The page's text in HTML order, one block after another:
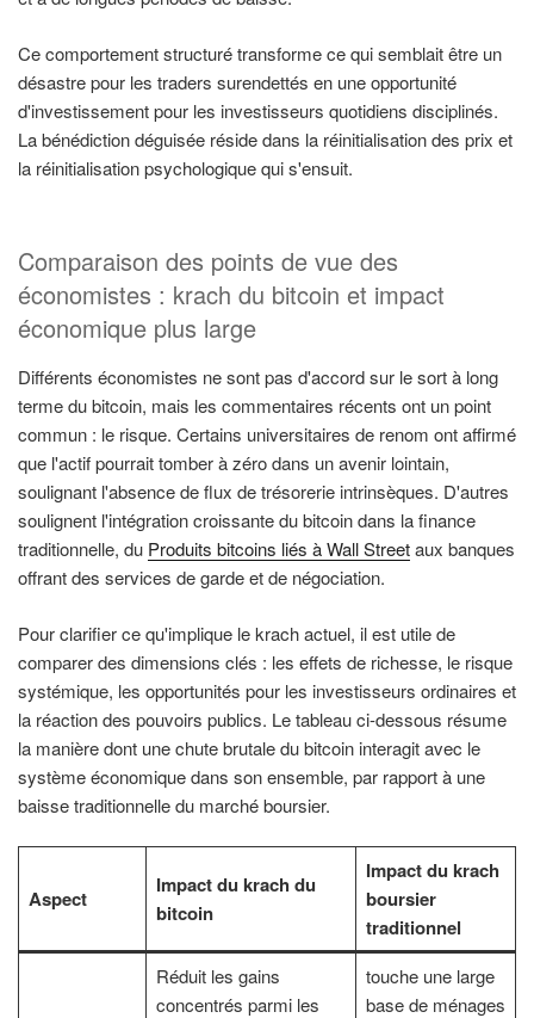
Ce comportement structuré transforme ce qui semblait être un
désastre pour les traders surendettés en une opportunité
d'investissement pour les investisseurs quotidiens disciplinés.
La bénédiction déguisée réside dans la réinitialisation des prix et
la réinitialisation psychologique qui s'ensuit.
Comparaison des points de vue des
économistes : krach du bitcoin et impact
économique plus large
Différents économistes ne sont pas d'accord sur le sort à long
terme du bitcoin, mais les commentaires récents ont un point
commun : le risque. Certains universitaires de renom ont affirmé
que l'actif pourrait tomber à zéro dans un avenir lointain,
soulignant l'absence de flux de trésorerie intrinsèques. D'autres
soulignent l'intégration croissante du bitcoin dans la finance
traditionnelle, du Produits bitcoins liés à Wall Streetaux banques
offrant des services de garde et de négociation.
Pour clarifier ce qu'implique le krach actuel, il est utile de
comparer des dimensions clés : les effets de richesse, le risque
systémique, les opportunités pour les investisseurs ordinaires et
la réaction des pouvoirs publics. Le tableau ci-dessous résume
la manière dont une chute brutale du bitcoin interagit avec le
système économique dans son ensemble, par rapport à une
baisse traditionnelle du marché boursier.
Aspect
Impact du krach du
bitcoin
Impact du krach
boursier
traditionnel
Réduit les gains
concentrés parmi les
touche une large
base de ménages